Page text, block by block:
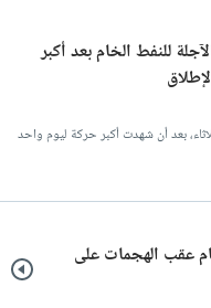
للنفط الخام بعد أكبر
بعد أن شهدت أكبر حركة ليوم واحد
عقب الهجمات على